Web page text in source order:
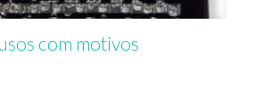
com motivos